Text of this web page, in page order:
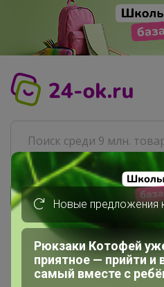
Главная
Джилка
СП286 СИМА-ЛЕНД.
Новые предложения
Рюкзаки Котофей
приятное — прийти и
самый вместе с